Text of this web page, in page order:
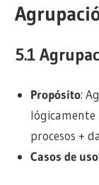
5.1
Propósito:
lógicamente
procesos +
Casos de uso: